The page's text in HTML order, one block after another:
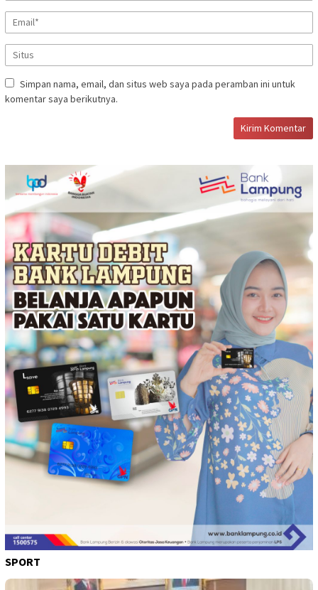
Simpan nama, email, dan situs web saya pada peramban ini untuk
komentar saya berikutnya.
SPORT